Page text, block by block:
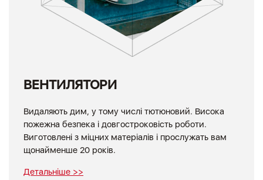
ВЕНТИЛЯТОРИ
Видаляють дим, у тому числі тютюновий. Висока
пожежна безпека і довгостроковість роботи.
Виготовлені з міцних матеріалів і прослужать вам
щонайменше 20 років.
Детальніше >>